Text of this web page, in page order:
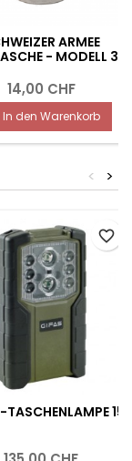
ARMEE
- MODELL 32
14,00 CHF
In den Warenkorb
>
<
TASCHENLAMPE 15
favorite_border